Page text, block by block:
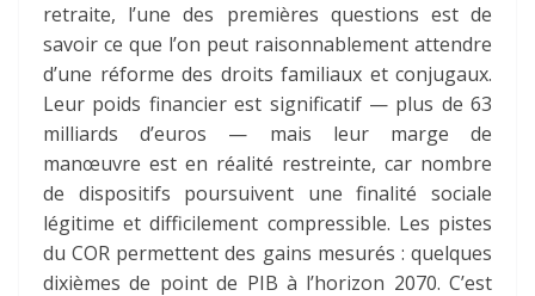
retraite, l’une des premières questions est de
savoir ce que l’on peut raisonnablement attendre
d’une réforme des droits familiaux et conjugaux.
Leur poids financier est significatif — plus de 63
milliards d’euros — mais leur marge de
manœuvre est en réalité restreinte, car nombre
de dispositifs poursuivent une finalité sociale
légitime et difficilement compressible. Les pistes
du COR permettent des gains mesurés : quelques
dixièmes de point de PIB à l’horizon 2070. C’est